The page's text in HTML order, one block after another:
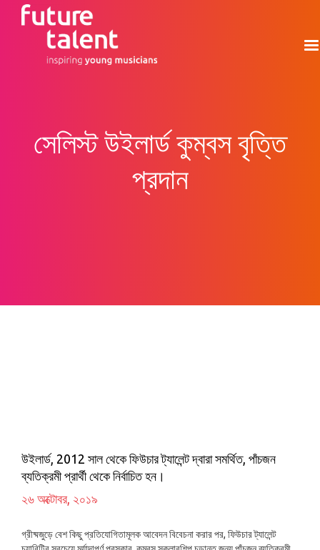
সেলিস্ট উইলার্ড কুম্বস বৃত্তি
প্রদান
উইলার্ড, 2012 সাল থেকে ফিউচার ট্যালেন্ট দ্বারা সমর্থিত, পাঁচজন
ব্যতিক্রমী প্রার্থী থেকে নির্বাচিত হন।
২৬ অক্টোবর, ২০১৯
গ্রীষ্মজুড়ে বেশ কিছু প্রতিযোগিতামূলক আবেদন বিবেচনা করার পর, ফিউচার ট্যালেন্ট